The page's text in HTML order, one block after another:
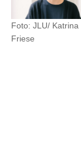
Foto: JLU/ Katrina
Friese